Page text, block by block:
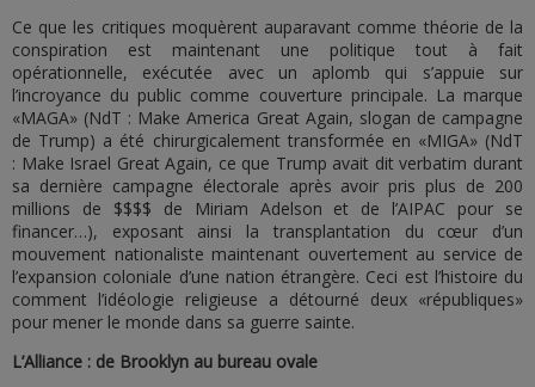
Ce que les critiques moquèrent auparavant comme théorie de la
conspiration est maintenant une politique tout à fait
opérationnelle, exécutée avec un aplomb qui s’appuie sur
l’incroyance du public comme couverture principale. La marque
«MAGA» (NdT : Make America Great Again, slogan de campagne
de Trump) a été chirurgicalement transformée en «MIGA» (NdT
: Make Israel Great Again, ce que Trump avait dit verbatim durant
sa dernière campagne électorale après avoir pris plus de 200
millions de $$$$ de Miriam Adelson et de l’AIPAC pour se
financer…), exposant ainsi la transplantation du cœur d’un
mouvement nationaliste maintenant ouvertement au service de
l’expansion coloniale d’une nation étrangère. Ceci est l’histoire du
comment l’idéologie religieuse a détourné deux «républiques»
pour mener le monde dans sa guerre sainte.
L’Alliance : de Brooklyn au bureau ovale